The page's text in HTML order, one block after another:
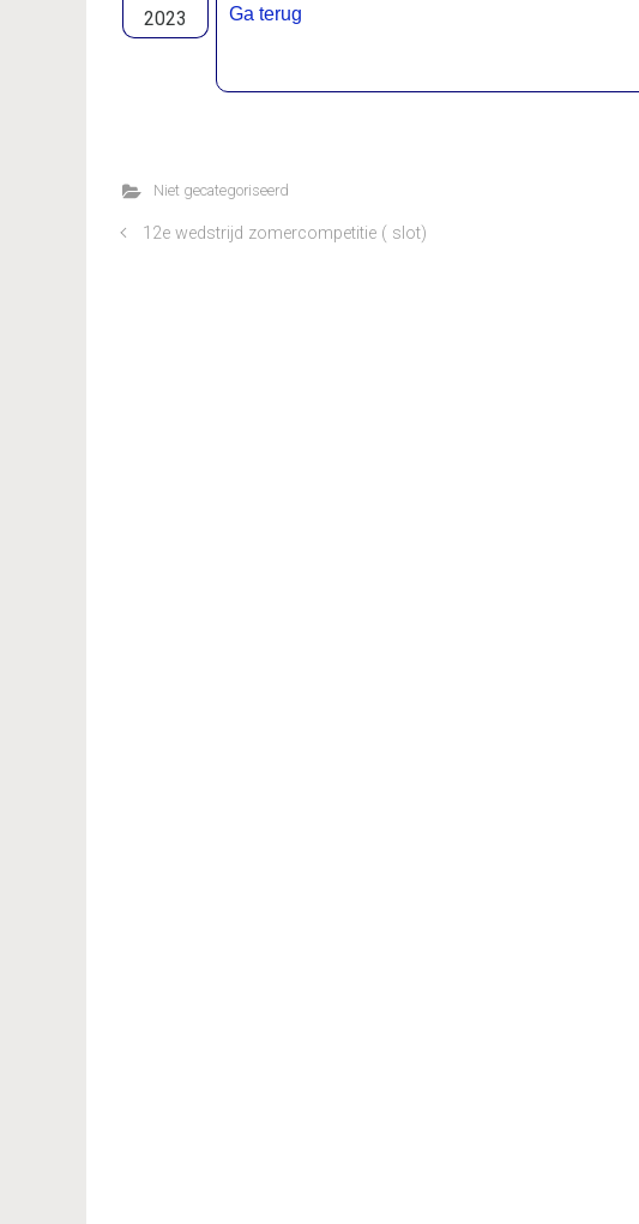
2023 Ga terug
Niet gecategoriseerd
12e wedstrijd zomercompetitie ( slot)